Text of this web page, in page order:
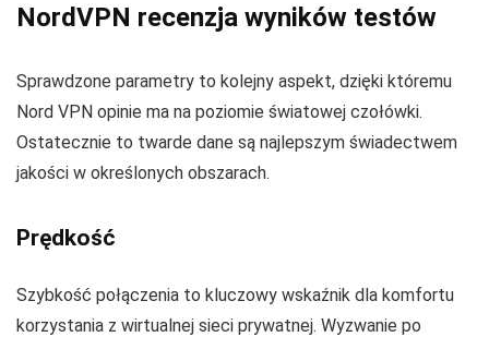
NordVPN recenzja wyników testów
Sprawdzone parametry to kolejny aspekt, dzięki któremu
Nord VPN opinie ma na poziomie światowej czołówki.
Ostatecznie to twarde dane są najlepszym świadectwem
jakości w określonych obszarach.
Prędkość
Szybkość połączenia to kluczowy wskaźnik dla komfortu
korzystania z wirtualnej sieci prywatnej. Wyzwanie po